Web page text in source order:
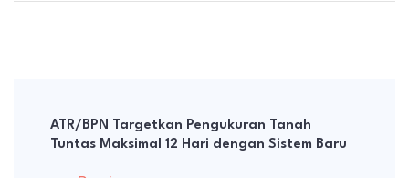
Navigation
ATR/BPN Targetkan Pengukuran Tanah
Tuntas Maksimal 12 Hari dengan Sistem Baru